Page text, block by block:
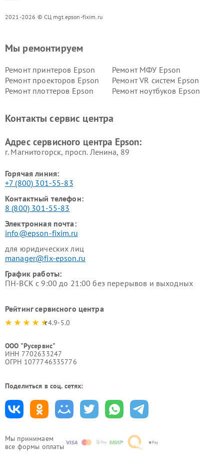
2021-2026 © СЦ mgt.epson-fixim.ru
Мы принимаем
все формы оплаты
Мы ремонтируем
Ремонт принтеров Epson
Ремонт МФУ Epson
Ремонт проекторов Epson
Ремонт VR систем Epson
Ремонт плоттеров Epson
Ремонт ноутбуков Epson
Контакты сервис центра
Адрес сервисного центра Epson:
г. Магнитогорск, просп. Ленина, 89
Горячая линия:
+7 (800) 301-55-83
Контактный телефон:
8 (800) 301-55-83
Электронная почта:
info@epson-fixim.ru
для юридических лиц
manager@fix-epson.ru
График работы:
ПН-ВСК с 9:00 до 21:00 без перерывов и выходных
Рейтинг сервисного центра
4.9-5.0
ООО "Русервис"
ИНН 7702633247
ОГРН 1077746335776
Поделиться в соц. сетях: